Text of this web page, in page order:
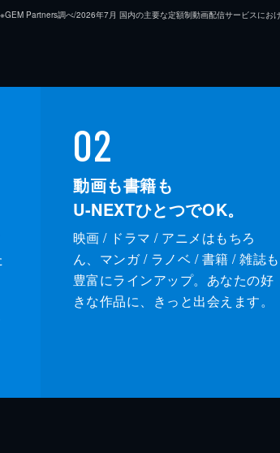
※GEM Partners調べ/2026年7⽉ 国内の主要な定額制動画配信サービスにお
02
動画も書籍も
U-NEXTひとつでOK。
映画 / ドラマ / アニメはもちろ
ん、マンガ / ラノベ / 書籍 / 雑誌も
豊富にラインアップ。あなたの好
きな作品に、きっと出会えます。